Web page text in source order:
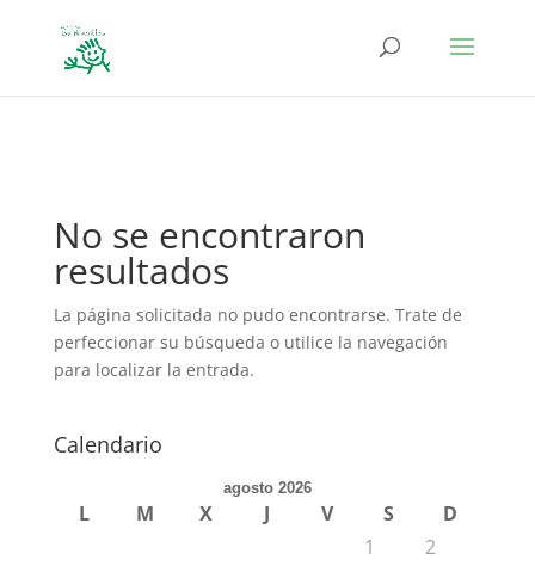
No se encontraron
resultados
La página solicitada no pudo encontrarse. Trate de
perfeccionar su búsqueda o utilice la navegación
para localizar la entrada.
Calendario
agosto 2026
L M X J V S
D
1
2